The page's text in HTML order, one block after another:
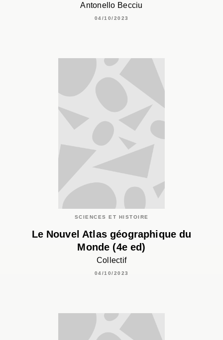
Antonello Becciu
04/10/2023
SCIENCES ET HISTOIRE
Le Nouvel Atlas géographique du
Monde (4e ed)
Collectif
04/10/2023